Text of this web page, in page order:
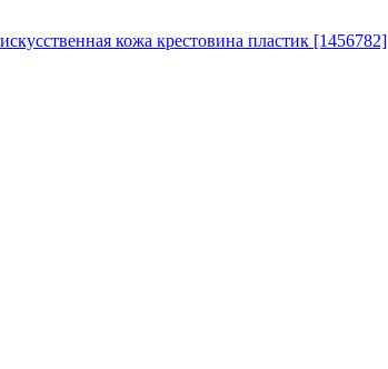
кожа крестовина пластик [1456782]